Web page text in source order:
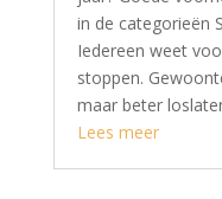
in de categorieën
Iedereen weet
stoppen.
maar beter
Lees meer